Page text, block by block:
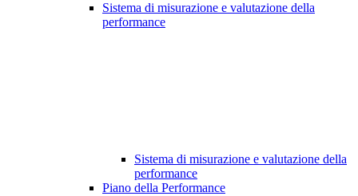
Sistema di misurazione e valutazione della
performance
Sistema di misurazione e valutazione della
performance
Piano della Performance